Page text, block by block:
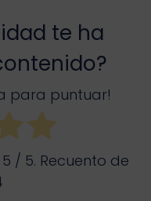
te ha
para puntuar!
5 / 5. Recuento de